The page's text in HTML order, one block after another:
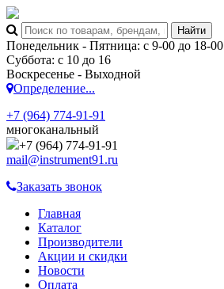
Понедельник - Пятница: с 9-00 до 18-00
Суббота: с 10 до 16
Воскресенье - Выходной
Определение...
+7 (964) 774-91-91
многоканальный
+7 (964) 774-91-91
mail@instrument91.ru
Заказать звонок
Главная
Каталог
Производители
Акции и скидки
Новости
Оплата